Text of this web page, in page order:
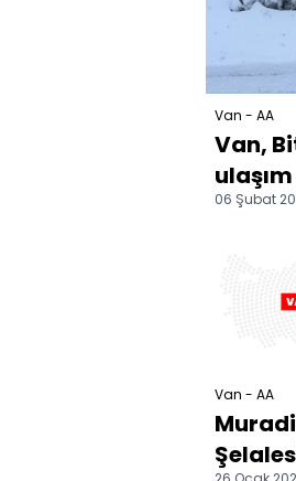
Van - AA
Van,
06 Şubat
Van - AA